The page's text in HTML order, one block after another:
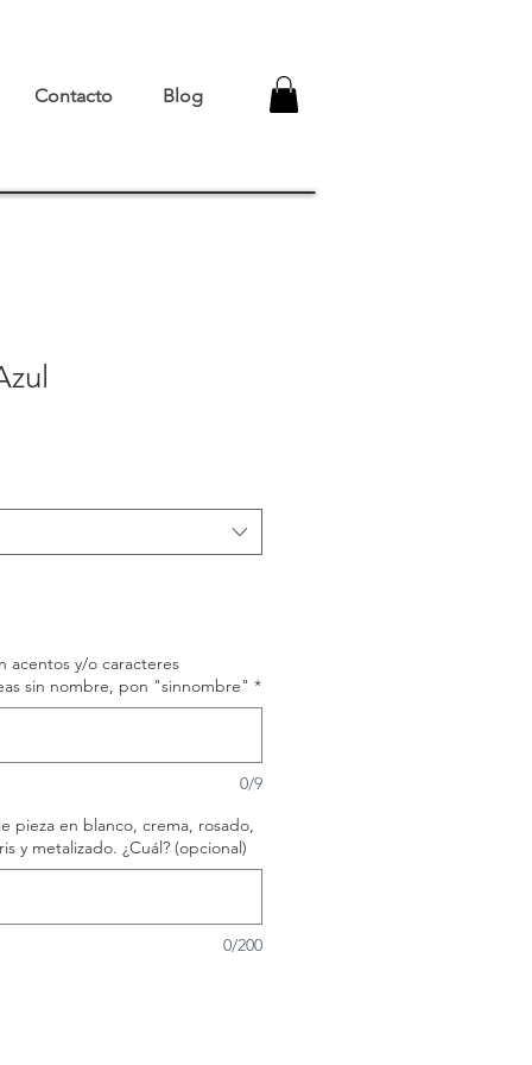
Contacto Blog
acentos y/o caracteres
sin nombre, pon "sinnombre" *
0/9
pieza en blanco, crema, rosado,
y metalizado. ¿Cuál? (opcional)
0/200